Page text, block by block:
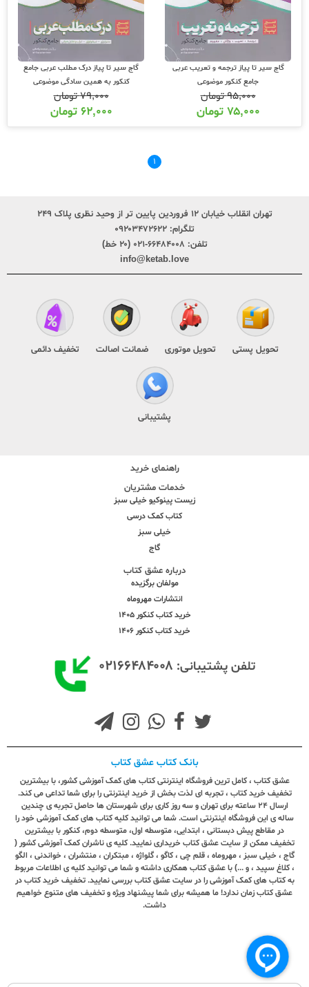
گاج سیر تا پیاز ترجمه و تعریب عربی
جامع کنکور موضوعی
۹۵,۰۰۰تومان
۷۵,۰۰۰ تومان
گاج سیر تا پیاز درک مطلب عربی جامع
کنکور به همین سادگی موضوعی
۷۹,۰۰۰تومان
۶۲,۰۰۰ تومان
۱
تهران انقلاب خیابان ۱۲ فروردین پایین تر از وحید نظری پلاک ۲۴۹
تلگرام: ۰۹۲۰۳۴۷۲۶۲۲
تلفن: ۶۶۴۸۴۰۰۸-۰۲۱ (۲۰ خط)
info@ketab.love
تحویل پستی تحویل موتوری ضمانت اصالت تخفیف دائمی
پشتیبانی
راهنمای خرید
خدمات مشتریان
زیست پینوکیو خیلی سبز
کتاب کمک درسی
خیلی سبز
گاج
درباره عشق کتاب
مولفان برگزیده
انتشارات مهروماه
خرید کتاب کنکور 1405
خرید کتاب کنکور 1406
تلفن پشتیبانی: ۰۲۱۶۶۴۸۴۰۰۸
بانک کتاب عشق کتاب
عشق کتاب ، کامل ترین فروشگاه اینترنتی کتاب های کمک آموزشی کشور، با بیشترین
تخفیف خرید کتاب ، تجربه ای لذت بخش از خرید اینترنتی را برای شما تداعی می کند.
ارسال ٢٤ ساعته برای تهران و سه روز کاری برای شهرستان ها حاصل تجربه ی چندین
ساله ی این فروشگاه اینترنتی است. شما می توانید کلیه کتاب های کمک آموزشی خود را
در مقاطع پیش دبستانی ، ابتدایی، متوسطه اول، متوسطه دوم، کنکور با بیشترین
تخفیف ممکن از سایت عشق کتاب خریداری نمایید. کلیه ی ناشران کمک آموزشی کشور (
گاج ، خیلی سبز ، مهروماه ، قلم چی ، کاگو ، گلواژه ، مبتکران ، منتشران ، خواندنی ، الگو
، کلاغ سپید ، و ...) با عشق کتاب همکاری داشته و شما می توانید کلیه ی اطلاعات مربوط
به کتاب های کمک آموزشی را در سایت عشق کتاب بررسی نمایید. تخفیف خرید کتاب در
عشق کتاب زمان ندارد! ما همیشه برای شما پیشنهاد ویژه و تخفیف های متنوع خواهیم
داشت.